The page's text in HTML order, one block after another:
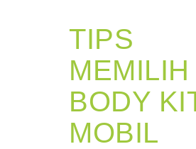
TIPS
MEMILIH
BODY
MOBIL